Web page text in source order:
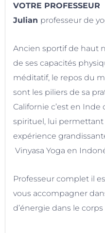
VOTRE PROFESSEUR
Julian professeur de
Ancien sportif de haut
de ses capacités
méditatif, le repos du
sont les piliers de sa
Californie c’est en
spirituel, lui permettant
expérience
Vinyasa Yoga en
Professeur complet il
vous accompagner
d’énergie dans le